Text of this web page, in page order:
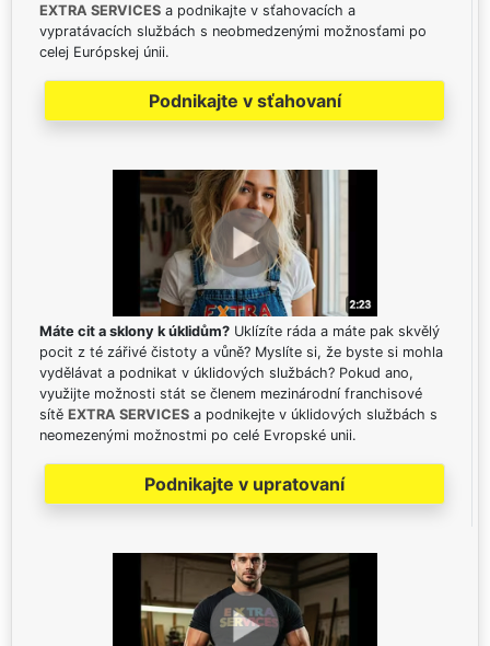
EXTRA SERVICES a podnikajte v sťahovacích a
vypratávacích službách s neobmedzenými možnosťami po
celej Európskej únii.
Podnikajte v sťahovaní
Máte cit a sklony k úklidům? Uklízíte ráda a máte pak skvělý
pocit z té zářivé čistoty a vůně? Myslíte si, že byste si mohla
vydělávat a podnikat v úklidových službách? Pokud ano,
využijte možnosti stát se členem mezinárodní franchisové
sítě EXTRA SERVICES a podnikejte v úklidových službách s
neomezenými možnostmi po celé Evropské unii.
Podnikajte v upratovaní